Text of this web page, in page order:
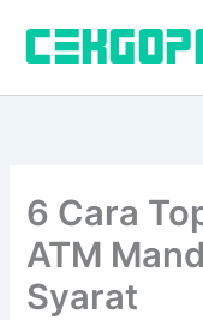
konten
6 Cara
ATM
Syarat